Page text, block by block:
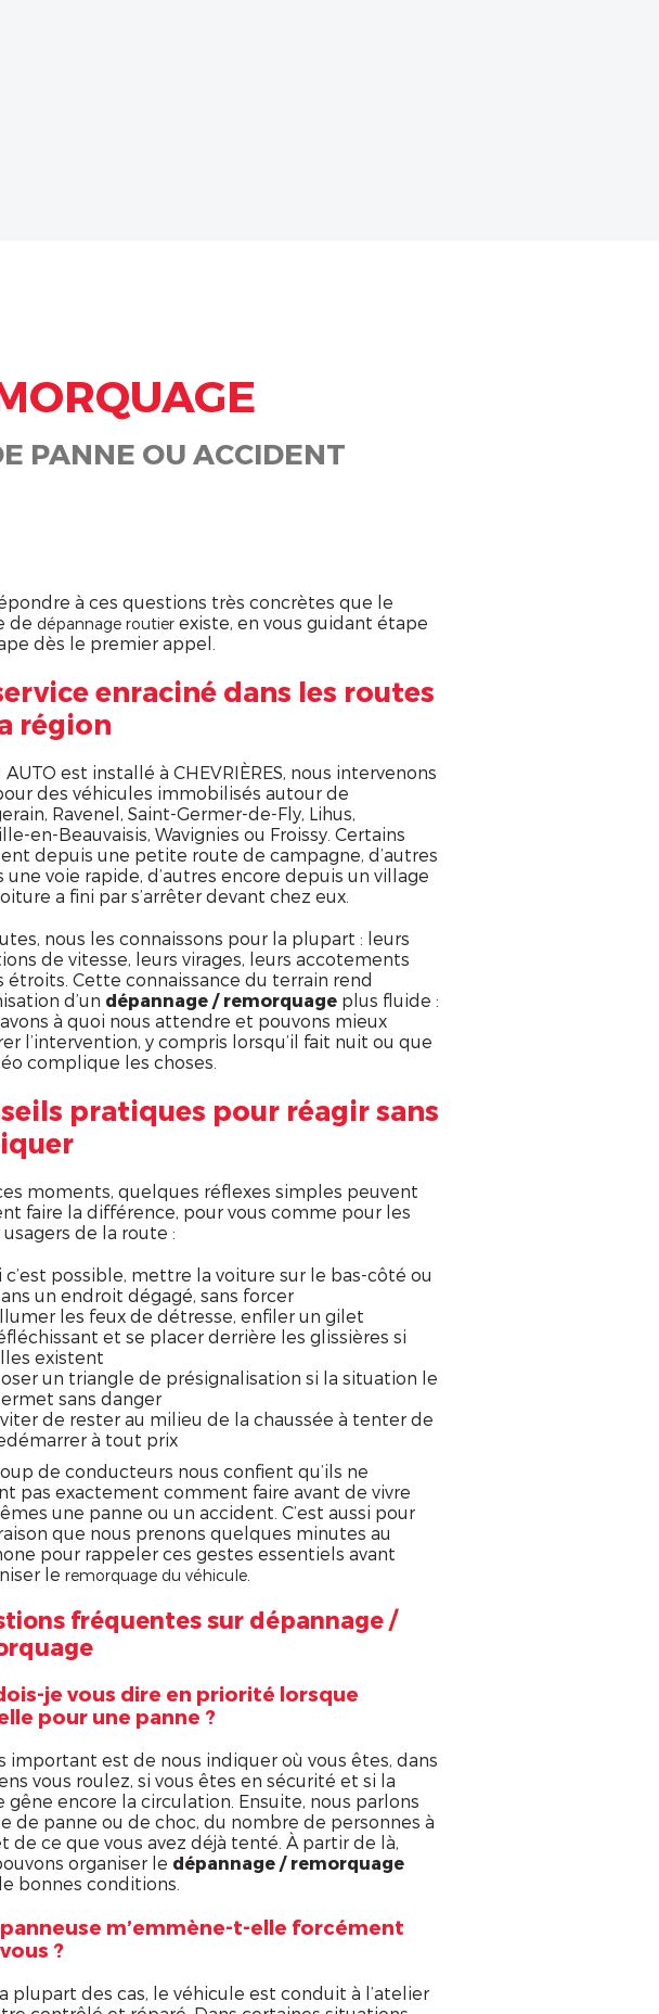
PANNE OU ACCIDENT
à ces questions très concrètes que le
de dépannage routier existe, en vous guidant étape
dès le premier appel.
enraciné dans les routes
région
AUTO est installé à CHEVRIÈRES, nous intervenons
des véhicules immobilisés autour de
Ravenel, Saint-Germer-de-Fly, Lihus,
en-Beauvaisis, Wavignies ou Froissy. Certains
depuis une petite route de campagne, d’autres
une voie rapide, d’autres encore depuis un village
a fini par s’arrêter devant chez eux.
nous les connaissons pour la plupart : leurs
de vitesse, leurs virages, leurs accotements
étroits. Cette connaissance du terrain rend
d’un dépannage / remorquage plus fluide :
à quoi nous attendre et pouvons mieux
l’intervention, y compris lorsqu’il fait nuit ou que
complique les choses.
pratiques pour réagir sans
moments, quelques réflexes simples peuvent
faire la différence, pour vous comme pour les
de la route :
c’est possible, mettre la voiture sur le bas-côté ou
un endroit dégagé, sans forcer
les feux de détresse, enfiler un gilet
et se placer derrière les glissières si
existent
un triangle de présignalisation si la situation le
sans danger
de rester au milieu de la chaussée à tenter de
à tout prix
de conducteurs nous confient qu’ils ne
pas exactement comment faire avant de vivre
une panne ou un accident. C’est aussi pour
que nous prenons quelques minutes au
pour rappeler ces gestes essentiels avant
leremorquage du véhicule
fréquentes sur dépannage /
je vous dire en priorité lorsque
pour une panne ?
important est de nous indiquer où vous êtes, dans
vous roulez, si vous êtes en sécurité et si la
gêne encore la circulation. Ensuite, nous parlons
de panne ou de choc, du nombre de personnes à
de ce que vous avez déjà tenté. À partir de là,
organiser le dépannage / remorquage
bonnes conditions.
m’emmène-t-elle forcément
?
plupart des cas, le véhicule est conduit à l’atelier